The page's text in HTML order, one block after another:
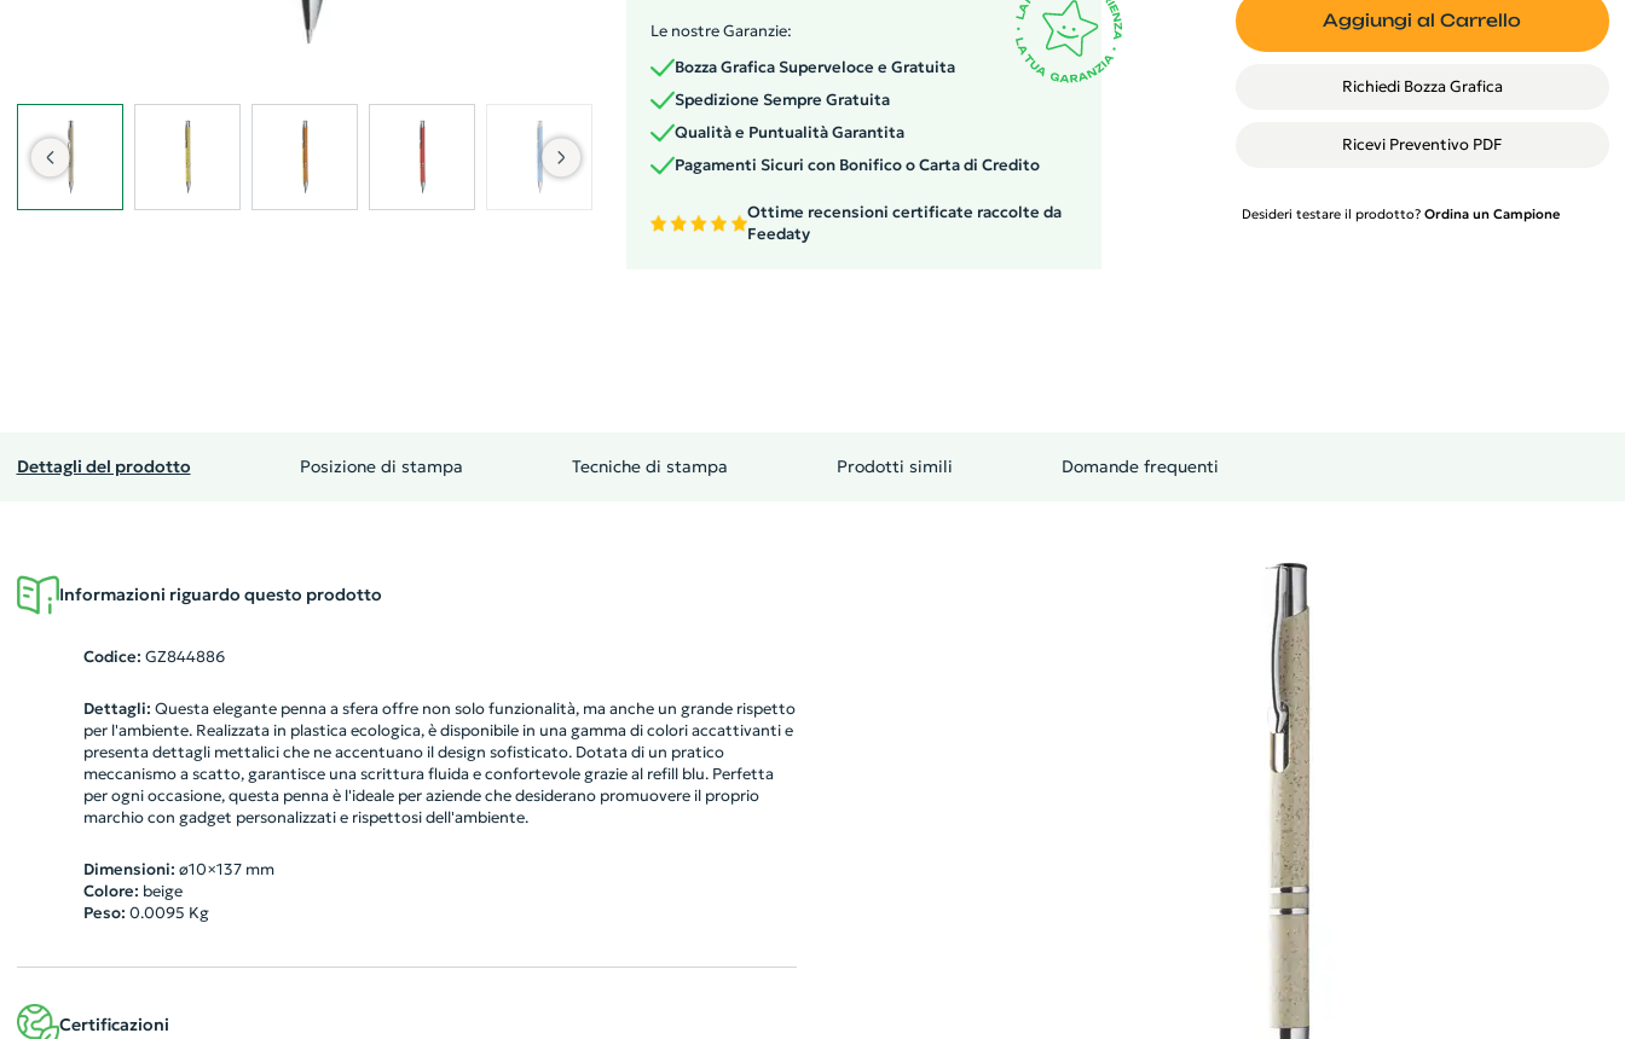
Le nostre Garanzie:
Bozza Grafica Superveloce e Gratuita
Spedizione Sempre Gratuita
Qualità e Puntualità Garantita
Pagamenti Sicuri con Bonifico o Carta di Credito
Ottime recensioni certificate raccolte da
Feedaty
Aggiungi al Carrello
Richiedi Bozza Grafica
Ricevi Preventivo PDF
Desideri testare il prodotto? Ordina un Campione
Dettagli del prodotto Posizione di stampa Tecniche di stampa Prodotti simili Domande frequenti
Informazioni riguardo questo prodotto
Codice: GZ844886
Dettagli: Questa elegante penna a sfera offre non solo funzionalità, ma anche un grande rispetto
per l'ambiente. Realizzata in plastica ecologica, è disponibile in una gamma di colori accattivanti e
presenta dettagli mettalici che ne accentuano il design sofisticato. Dotata di un pratico
meccanismo a scatto, garantisce una scrittura fluida e confortevole grazie al refill blu. Perfetta
per ogni occasione, questa penna è l'ideale per aziende che desiderano promuovere il proprio
marchio con gadget personalizzati e rispettosi dell'ambiente.
Dimensioni: ø10×137 mm
Colore: beige
Peso: 0.0095 Kg
Certificazioni